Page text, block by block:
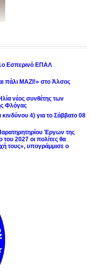
1ο Εσπερινό ΕΠΑΛ
πάλι ΜΑΖΙ!» στο Άλσος
νέος συνθέτης των
Φλόγας
4) για το Σάββατο 08
Έργων της
2027 οι πολίτες θα
τους», υπογράμμισε ο